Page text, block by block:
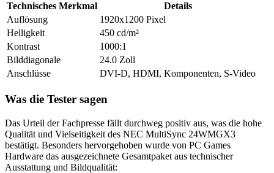
Technisches Merkmal
Details
Auflösung
1920x1200 Pixel
Helligkeit
450 cd/m²
Kontrast
1000:1
Bilddiagonale
24.0 Zoll
Anschlüsse
DVI-D, HDMI, Komponenten, S-Video
Was die Tester sagen
Das Urteil der Fachpresse fällt durchweg positiv aus, was die hohe
Qualität und Vielseitigkeit des NEC MultiSync 24WMGX3
bestätigt. Besonders hervorgehoben wurde von PC Games
Hardware das ausgezeichnete Gesamtpaket aus technischer
Ausstattung und Bildqualität: